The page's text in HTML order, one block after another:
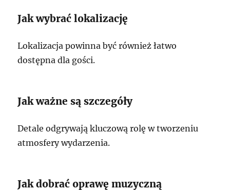
Jak wybrać lokalizację
Lokalizacja powinna być również łatwo
dostępna dla gości.
Jak ważne są szczegóły
Detale odgrywają kluczową rolę w tworzeniu
atmosfery wydarzenia.
Jak dobrać oprawę muzyczną